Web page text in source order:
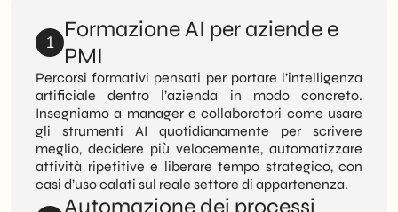
1 Formazione AI per aziende e
PMI
Percorsi formativi pensati per portare l’intelligenza
artificiale dentro l’azienda in modo concreto.
Insegniamo a manager e collaboratori come usare
gli strumenti AI quotidianamente per scrivere
meglio, decidere più velocemente, automatizzare
attività ripetitive e liberare tempo strategico, con
casi d’uso calati sul reale settore di appartenenza.
Automazione dei processi